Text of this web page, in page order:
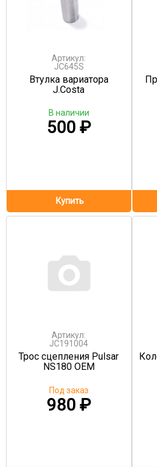
Артикул:
JC645S
Втулка вариатора
J.Costa
500 ₽
В наличии
Артикул:
JC191004
Трос сцепления Pulsar
NS180 OEM
980 ₽
Под заказ